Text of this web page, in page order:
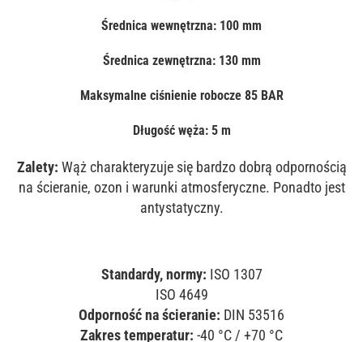
Średnica wewnętrzna: 100 mm
Średnica zewnętrzna: 130 mm
Maksymalne ciśnienie robocze 85 BAR
Długość węża: 5 m
Zalety: Wąż charakteryzuje się bardzo dobrą odpornością
na ścieranie, ozon i warunki atmosferyczne. Ponadto jest
antystatyczny.
Standardy, normy: ISO 1307
ISO 4649
Odporność na ścieranie: DIN 53516
Zakres temperatur: -40 °C / +70 °C